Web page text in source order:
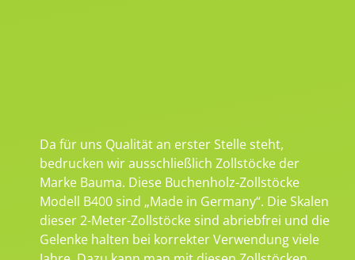
Da für uns Qualität an erster Stelle steht,
bedrucken wir ausschließlich Zollstöcke der
Marke Bauma. Diese Buchenholz-Zollstöcke
Modell B400 sind „Made in Germany“. Die Skalen
dieser 2-Meter-Zollstöcke sind abriebfrei und die
Gelenke halten bei korrekter Verwendung viele